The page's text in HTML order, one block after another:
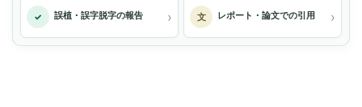
✓ 誤植・誤字脱字の報告 › 文 レポート・論文での引用 ›